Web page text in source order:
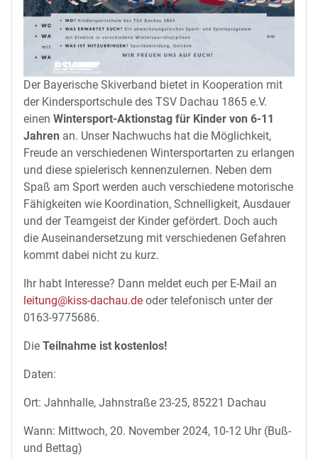
Der Bayerische Skiverband bietet in Kooperation mit
der Kindersportschule des TSV Dachau 1865 e.V.
einen Wintersport-Aktionstag für Kinder von 6-11
Jahren an. Unser Nachwuchs hat die Möglichkeit,
Freude an verschiedenen Wintersportarten zu erlangen
und diese spielerisch kennenzulernen. Neben dem
Spaß am Sport werden auch verschiedene motorische
Fähigkeiten wie Koordination, Schnelligkeit, Ausdauer
und der Teamgeist der Kinder gefördert. Doch auch
die Auseinandersetzung mit verschiedenen Gefahren
kommt dabei nicht zu kurz.
Ihr habt Interesse? Dann meldet euch per E-Mail an
leitung@kiss-dachau.de oder telefonisch unter der
0163-9775686.
Die Teilnahme ist kostenlos!
Daten:
Ort: Jahnhalle, Jahnstraße 23-25, 85221 Dachau
Wann: Mittwoch, 20. November 2024, 10-12 Uhr (Buß-
und Bettag)